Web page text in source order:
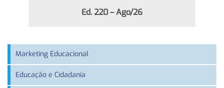
Ed. 220 – Ago/26
Marketing Educacional
Educação e Cidadania